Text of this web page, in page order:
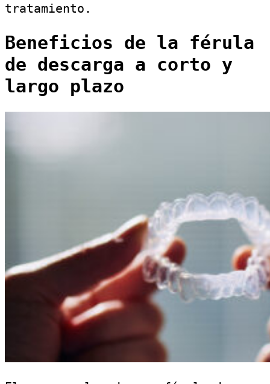
tratamiento.
Beneficios de la férula
de descarga a corto y
largo plazo